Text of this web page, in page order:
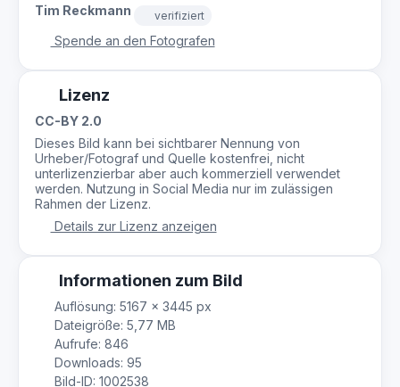
Tim Reckmann verifiziert
Spende an den Fotografen
Lizenz
CC-BY 2.0
Dieses Bild kann bei sichtbarer Nennung von
Urheber/Fotograf und Quelle kostenfrei, nicht
unterlizenzierbar aber auch kommerziell verwendet
werden. Nutzung in Social Media nur im zulässigen
Rahmen der Lizenz.
Details zur Lizenz anzeigen
Informationen zum Bild
Auflösung: 5167 × 3445 px
Dateigröße: 5,77 MB
Aufrufe: 846
Downloads: 95
Bild-ID: 1002538